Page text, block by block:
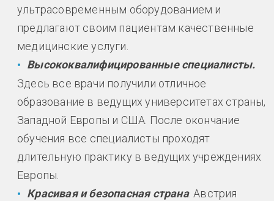
ультрасовременным оборудованием и
предлагают своим пациентам качественные
медицинские услуги.
Высококвалифицированные специалисты.
Здесь все врачи получили отличное
образование в ведущих университетах страны,
Западной Европы и США. После окончание
обучения все специалисты проходят
длительную практику в ведущих учреждениях
Европы.
Красивая и безопасная страна. Австрия